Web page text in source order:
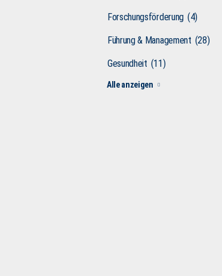
Forschungsförderung (4)
Führung & Management (28)
Gesundheit (11)
Alle anzeigen